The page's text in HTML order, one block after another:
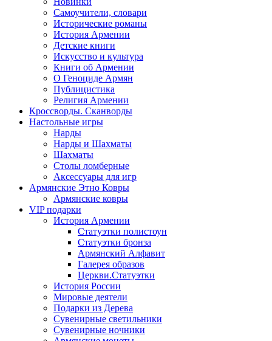
Самоучители, словари
Исторические романы
История Армении
Детские книги
Иcкусство и культура
Книги об Армении
О Геноциде Армян
Публицистика
Религия Армении
Кроссворды. Сканворды
Настольные игры
Нарды
Нарды и Шахматы
Шахматы
Столы ломберные
Аксессуары для игр
Армянские Этно Ковры
Армянские ковры
VIP подарки
История Армении
Статуэтки полистоун
Статуэтки бронза
Армянский Алфавит
Галерея образов
Церкви.Статуэтки
История России
Мировые деятели
Подарки из Дерева
Сувенирные светильники
Сувенирные ночники